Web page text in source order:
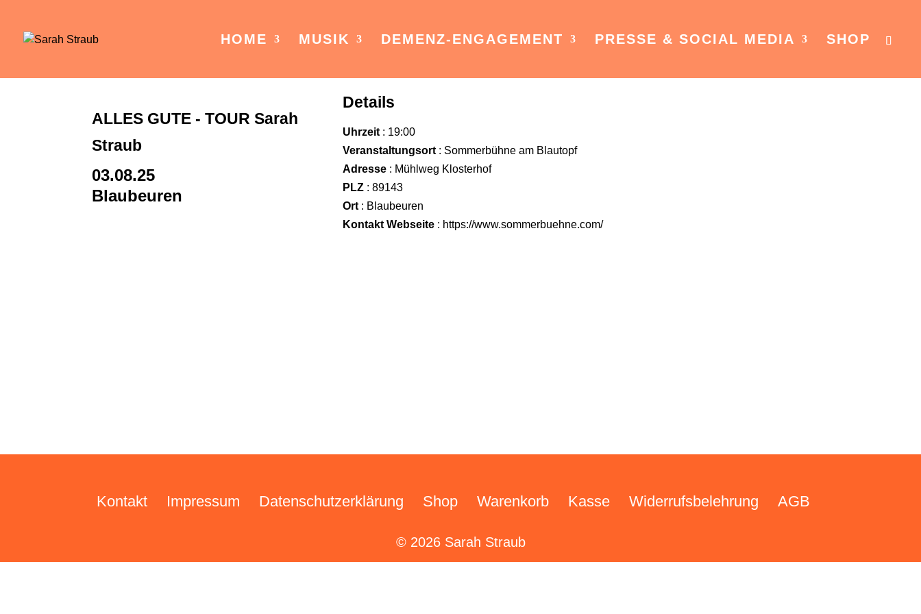
HOME MUSIK DEMENZ-ENGAGEMENT PRESSE & SOCIAL MEDIA SHOP
ALLES GUTE - TOUR Sarah
Straub
03.08.25
Blaubeuren
Details
Uhrzeit: 19:00
Veranstaltungsort: Sommerbühne am Blautopf
Adresse: Mühlweg Klosterhof
PLZ: 89143
Ort: Blaubeuren
Kontakt Webseite: https://www.sommerbuehne.com/
Kontakt Impressum Datenschutzerklärung Shop Warenkorb Kasse Widerrufsbelehrung AGB
© 2026 Sarah Straub